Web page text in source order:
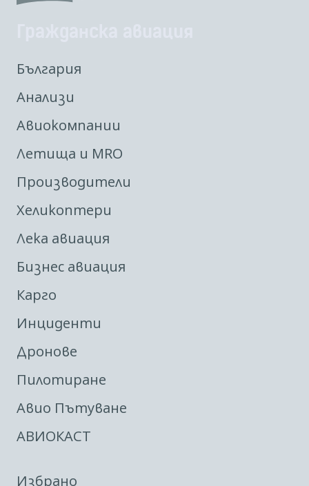
България
Анализи
Авиокомпании
Летища и MRO
Производители
Хеликоптери
Лека авиация
Бизнес авиация
Карго
Инциденти
Дронове
Пилотиране
Авио Пътуване
АВИОКАСТ
Избрано